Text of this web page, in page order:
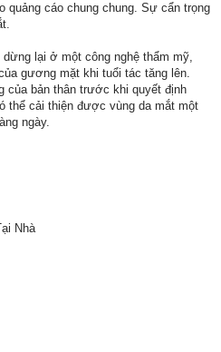
cáo chung chung. Sự cẩn trọng
lại ở một công nghệ thẩm mỹ,
gương mặt khi tuổi tác tăng lên.
của bản thân trước khi quyết định
thể cải thiện được vùng da mắt một
ngày.
Nhà